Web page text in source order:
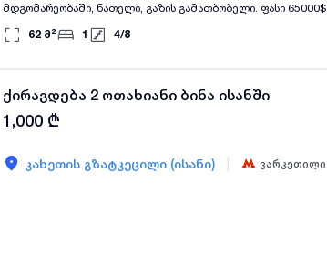
მდგომარეობაში, ნათელი, გაზის გამათბობელი. ფასი 65000$
62 მ² 1 4/8
ქირავდება 2 ოთახიანი ბინა ისანში
1,000 ₾
კახეთის გზატკეცილი (ისანი) ვარკეთილი